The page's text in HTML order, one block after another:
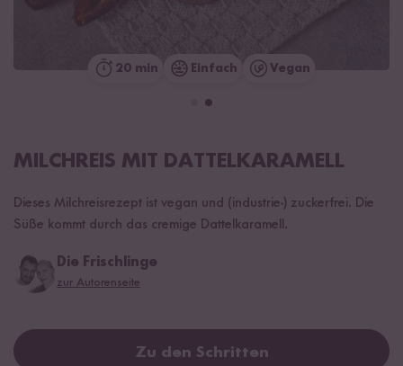
20 min Einfach Vegan
MILCHREIS MIT DATTELKARAMELL
Dieses Milchreisrezept ist vegan und (industrie-) zuckerfrei. Die
Süße kommt durch das cremige Dattelkaramell.
Die Frischlinge
zur Autorenseite
Zu den Schritten